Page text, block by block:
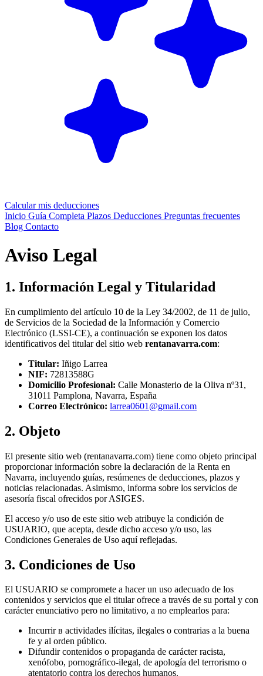
Calcular mis deducciones
Inicio Guía Completa Plazos Deducciones Preguntas frecuentes
Blog Contacto
Aviso Legal
1. Información Legal y Titularidad
En cumplimiento del artículo 10 de la Ley 34/2002, de 11 de julio,
de Servicios de la Sociedad de la Información y Comercio
Electrónico (LSSI-CE), a continuación se exponen los datos
identificativos del titular del sitio web rentanavarra.com:
Titular: Iñigo Larrea
NIF: 72813588G
Domicilio Profesional: Calle Monasterio de la Oliva nº31,
31011 Pamplona, Navarra, España
Correo Electrónico: larrea0601@gmail.com
2. Objeto
El presente sitio web (rentanavarra.com) tiene como objeto principal
proporcionar información sobre la declaración de la Renta en
Navarra, incluyendo guías, resúmenes de deducciones, plazos y
noticias relacionadas. Asimismo, informa sobre los servicios de
asesoría fiscal ofrecidos por ASIGES.
El acceso y/o uso de este sitio web atribuye la condición de
USUARIO, que acepta, desde dicho acceso y/o uso, las
Condiciones Generales de Uso aquí reflejadas.
3. Condiciones de Uso
El USUARIO se compromete a hacer un uso adecuado de los
contenidos y servicios que el titular ofrece a través de su portal y con
carácter enunciativo pero no limitativo, a no emplearlos para:
Incurrir в actividades ilícitas, ilegales o contrarias a la buena
fe y al orden público.
Difundir contenidos o propaganda de carácter racista,
xenófobo, pornográfico-ilegal, de apología del terrorismo o
atentatorio contra los derechos humanos.